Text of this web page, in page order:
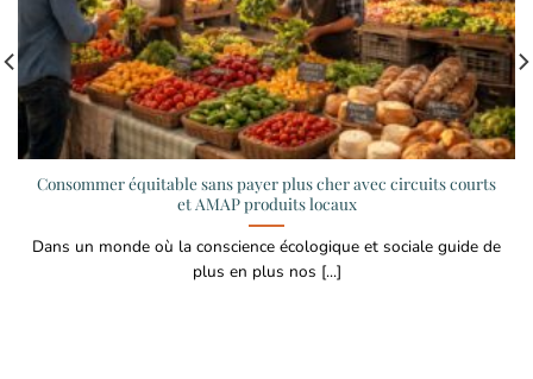
Consommer équitable sans payer plus cher avec circuits courts
et AMAP produits locaux
Dans un monde où la conscience écologique et sociale guide de
plus en plus nos [...]